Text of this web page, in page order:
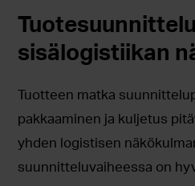
sisälogistiikan
Tuotteen matka
pakkaaminen ja kuljetus
yhden logistisen
suunnitteluvaiheessa on